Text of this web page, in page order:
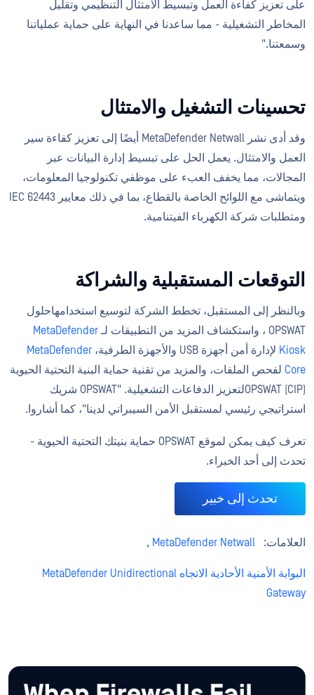
على تعزيز كفاءة العمل وتبسيط الامتثال التنظيمي وتقليل
المخاطر التشغيلية - مما ساعدنا في النهاية على حماية عملياتنا
وسمعتنا."
تحسينات التشغيل والامتثال
وقد أدى نشر MetaDefender Netwall أيضًا إلى تعزيز كفاءة سير
العمل والامتثال. يعمل الحل على تبسيط إدارة البيانات عبر
المجالات، مما يخفف العبء على موظفي تكنولوجيا المعلومات،
ويتماشى مع اللوائح الخاصة بالقطاع، بما في ذلك معايير IEC 62443
ومتطلبات شركة الكهرباء الفيتنامية.
التوقعات المستقبلية والشراكة
وبالنظر إلى المستقبل، تخطط الشركة لتوسيع استخدامهاحلول
OPSWAT ، واستكشاف المزيد من التطبيقات لـ
MetaDefender
Kiosk لإدارة أمن أجهزة USB والأجهزة الطرفية،
MetaDefender
Core لفحص الملفات، والمزيد من تقنية حماية البنية التحتية الحيوية
(CIP) OPSWATلتعزيز الدفاعات التشغيلية. "OPSWAT شريك
استراتيجي رئيسي لمستقبل الأمن السيبراني لدينا"، كما أشاروا.
تعرف كيف يمكن لموقع OPSWAT حماية بنيتك التحتية الحيوية -
تحدث إلى أحد الخبراء.
تحدث إلى خبير
العلامات: MetaDefender Netwall
,
البوابة الأمنية الأحادية الاتجاه MetaDefender Unidirectional
Gateway